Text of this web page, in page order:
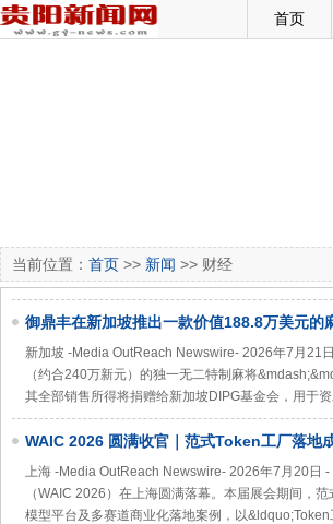
首页
当前位置： 首页 >> 新闻 >> 财经
御鼎丰在新加坡推出一款价值188.8万美元
新加坡 -Media OutReach Newswire- 2026年7月21
（约合240万新元）的独一无二特制麻将
其全部销售所得将捐赠给新加坡DIPG基金会，用于
WAIC 2026 圆满收官｜范式Token工厂落地
实践
上海 -Media OutReach Newswire- 2026年7月20日
（WAIC 2026）在上海圆满落幕。本届展会期间，
模型平台及多赛道商业化落地案例，以